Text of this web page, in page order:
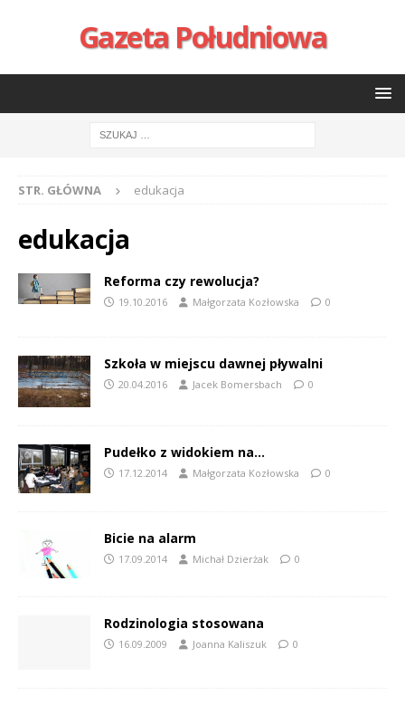
Gazeta Południowa
STR. GŁÓWNA edukacja
edukacja
Reforma czy rewolucja?
19.10.2016 Małgorzata Kozłowska 0
Szkoła w miejscu dawnej pływalni
20.04.2016 Jacek Bomersbach 0
Pudełko z widokiem na…
17.12.2014 Małgorzata Kozłowska 0
Bicie na alarm
17.09.2014 Michał Dzierżak 0
Rodzinologia stosowana
16.09.2009 Joanna Kaliszuk 0